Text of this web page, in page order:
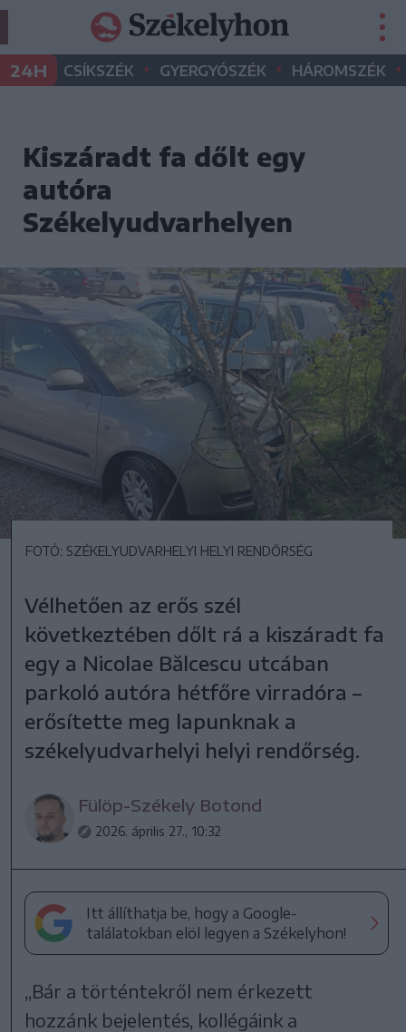
24H CSÍKSZÉK • GYERGYÓSZÉK • HÁROMSZÉK •
Kiszáradt fa dőlt egy
autóra
Székelyudvarhelyen
FOTÓ: SZÉKELYUDVARHELYI HELYI RENDŐRSÉG
Vélhetően az erős szél
következtében dőlt rá a kiszáradt fa
egy a Nicolae Bălcescu utcában
parkoló autóra hétfőre virradóra –
erősítette meg lapunknak a
székelyudvarhelyi helyi rendőrség.
Fülöp-Székely Botond
2026. április 27., 10:32
Itt állíthatja be, hogy a Google-
találatokban elöl legyen a Székelyhon!
„Bár a történtekről nem érkezett
hozzánk bejelentés, kollégáink a